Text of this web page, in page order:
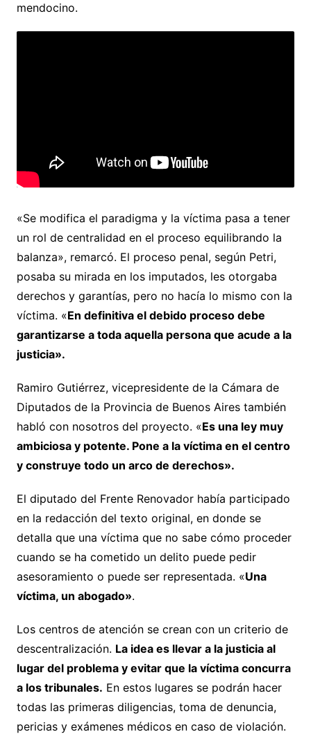
mendocino.
«Se modifica el paradigma y la víctima pasa a tener
un rol de centralidad en el proceso equilibrando la
balanza», remarcó. El proceso penal, según Petri,
posaba su mirada en los imputados, les otorgaba
derechos y garantías, pero no hacía lo mismo con la
víctima. «En definitiva el debido proceso debe
garantizarse a toda aquella persona que acude a la
justicia».
Ramiro Gutiérrez, vicepresidente de la Cámara de
Diputados de la Provincia de Buenos Aires también
habló con nosotros del proyecto. «Es una ley muy
ambiciosa y potente. Pone a la víctima en el centro
y construye todo un arco de derechos».
El diputado del Frente Renovador había participado
en la redacción del texto original, en donde se
detalla que una víctima que no sabe cómo proceder
cuando se ha cometido un delito puede pedir
asesoramiento o puede ser representada. «Una
víctima, un abogado».
Los centros de atención se crean con un criterio de
descentralización. La idea es llevar a la justicia al
lugar del problema y evitar que la víctima concurra
a los tribunales. En estos lugares se podrán hacer
todas las primeras diligencias, toma de denuncia,
pericias y exámenes médicos en caso de violación.